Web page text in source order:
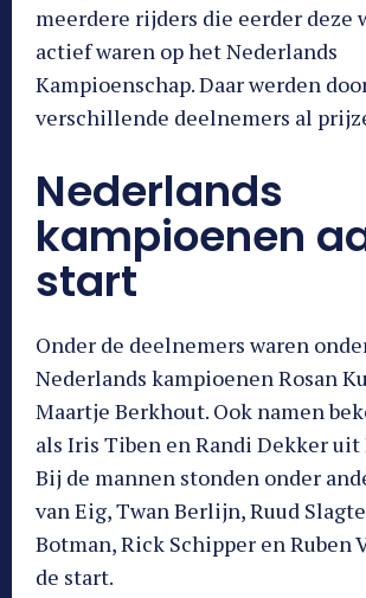
meerdere rijders die eerder deze
actief waren op het Nederlands
Kampioenschap. Daar werden
verschillende deelnemers al
Nederlands
kampioenen
start
Onder de deelnemers waren
Nederlands kampioenen Rosan
Maartje Berkhout. Ook namen
als Iris Tiben en Randi Dekker uit
Bij de mannen stonden onder
van Eig, Twan Berlijn, Ruud
Botman, Rick Schipper en Ruben
de start.